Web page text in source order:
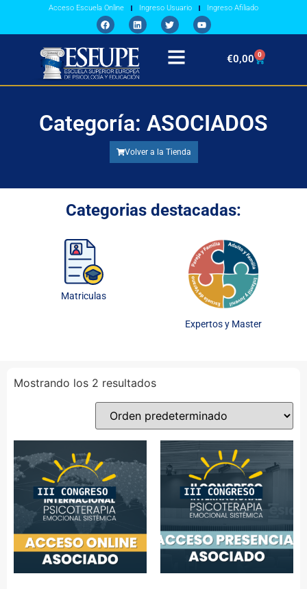
Acceso Escuela Online Ingreso Usuario Ingreso Afiliado
€0,00 0
Categoría: ASOCIADOS
Volver a la Tienda
Categorias destacadas:
Matriculas
Expertos y Master
Mostrando los 2 resultados